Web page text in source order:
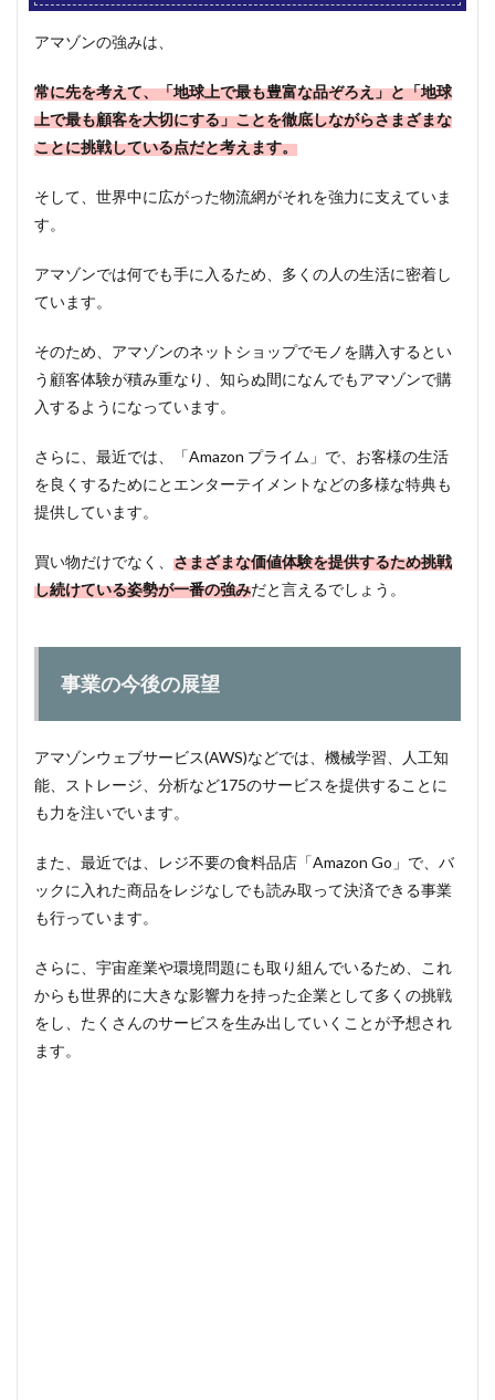
アマゾンの強みは、
常に先を考えて、「地球上で最も豊富な品ぞろえ」と「地球
上で最も顧客を大切にする」ことを徹底しながらさまざまな
ことに挑戦している点だと考えます。
そして、世界中に広がった物流網がそれを強力に支えていま
す。
アマゾンでは何でも手に入るため、多くの人の生活に密着し
ています。
そのため、アマゾンのネットショップでモノを購入するとい
う顧客体験が積み重なり、知らぬ間になんでもアマゾンで購
入するようになっています。
さらに、最近では、「Amazon プライム」で、お客様の生活
を良くするためにとエンターテイメントなどの多様な特典も
提供しています。
買い物だけでなく、 さまざまな価値体験を提供するため挑戦
し続けている姿勢が一番の強みだと言えるでしょう。
事業の今後の展望
アマゾンウェブサービス(AWS)などでは、機械学習、人工知
能、ストレージ、分析など175のサービスを提供することに
も力を注いでいます。
また、最近では、レジ不要の食料品店「Amazon Go」で、バ
ックに入れた商品をレジなしでも読み取って決済できる事業
も行っています。
さらに、宇宙産業や環境問題にも取り組んでいるため、これ
からも世界的に大きな影響力を持った企業として多くの挑戦
をし、たくさんのサービスを生み出していくことが予想され
ます。